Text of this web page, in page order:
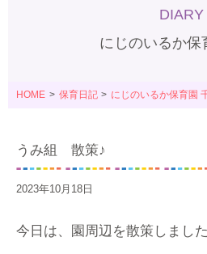
DIARY
にじのいるか保
HOME 保育日記 にじのいるか保育園
うみ組 散策♪
2023年10月18日
今日は、園周辺を散策しました